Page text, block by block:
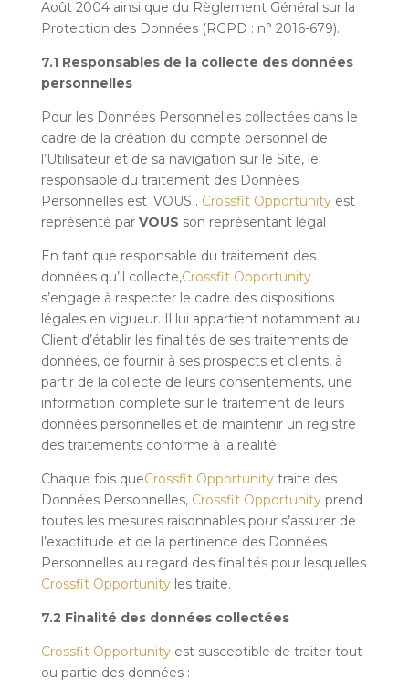
Août 2004 ainsi que du Règlement Général sur la
Protection des Données (RGPD : n° 2016-679).
7.1 Responsables de la collecte des données
personnelles
Pour les Données Personnelles collectées dans le
cadre de la création du compte personnel de
l’Utilisateur et de sa navigation sur le Site, le
responsable du traitement des Données
Personnelles est :VOUS . Crossfit Opportunityest
représenté parVOUS son représentant légal
En tant que responsable du traitement des
données qu’il collecte,Crossfit Opportunity
s’engage à respecter le cadre des dispositions
légales en vigueur. Il lui appartient notamment au
Client d’établir les finalités de ses traitements de
données, de fournir à ses prospects et clients, à
partir de la collecte de leurs consentements, une
information complète sur le traitement de leurs
données personnelles et de maintenir un registre
des traitements conforme à la réalité.
Chaque fois queCrossfit Opportunitytraite des
Données Personnelles, Crossfit Opportunityprend
toutes les mesures raisonnables pour s’assurer de
l’exactitude et de la pertinence des Données
Personnelles au regard des finalités pour lesquelles
Crossfit Opportunityles traite.
7.2 Finalité des données collectées
Crossfit Opportunityest susceptible de traiter tout
ou partie des données :